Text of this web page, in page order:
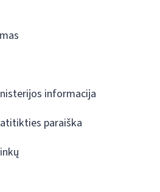
informacija
paraiška